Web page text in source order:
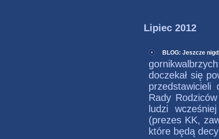
Lipiec 2012
BLOG: Jeszcze
doczekał się
przedstawicieli
Rady
ludzi
(prezes KK,
które będą